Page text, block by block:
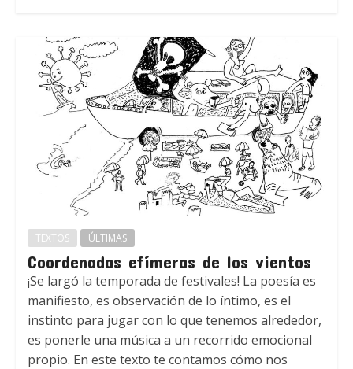
TEXTOS ÚLTIMAS
Coordenadas efímeras de los vientos
¡Se largó la temporada de festivales! La poesía es
manifiesto, es observación de lo íntimo, es el
instinto para jugar con lo que tenemos alrededor,
es ponerle una música a un recorrido emocional
propio. En este texto te contamos cómo nos